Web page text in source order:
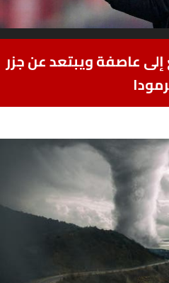
إلى عاصفة ويبتعد عن جزر